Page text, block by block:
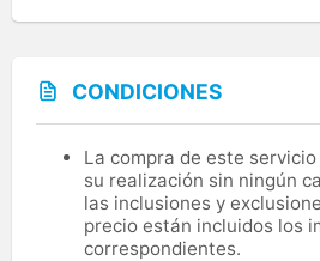
CONDICIONES
La compra de este
su realización sin ningún
las inclusiones y
precio están incluidos los
correspondientes.